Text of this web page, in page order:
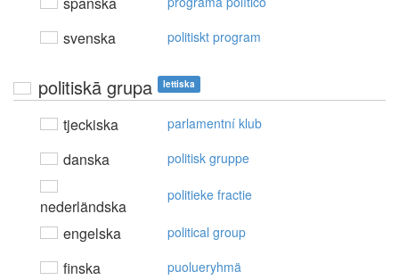
svenska politiskt program
politiskā grupa lettiska
tjeckiska parlamentní klub
danska politisk gruppe
nederländska
politieke fractie
engelska political group
finska puolueryhmä